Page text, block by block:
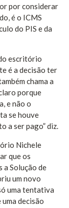
por considerar
é o ICMS
do PIS e da
escritório
é a decisão ter
chama a
porque
e não o
se houve
a ser pago” diz.
Nichele
que os
Solução de
um novo
uma tentativa
decisão